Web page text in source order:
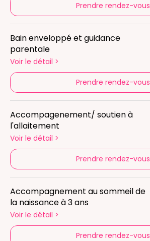
Prendre rendez-vous
Bain enveloppé et guidance
parentale
Voir le détail >
Prendre rendez-vous
Accompagenement/ soutien à
l'allaitement
Voir le détail >
Prendre rendez-vous
Accompagnement au sommeil de
la naissance à 3 ans
Voir le détail >
Prendre rendez-vous